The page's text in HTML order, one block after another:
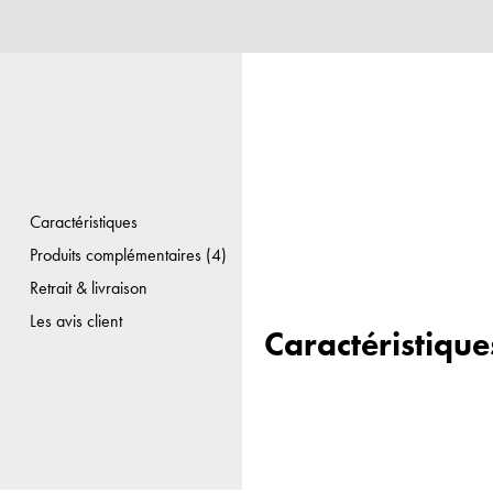
Caractéristiques
Produits complémentaires (4)
Retrait & livraison
Les avis client